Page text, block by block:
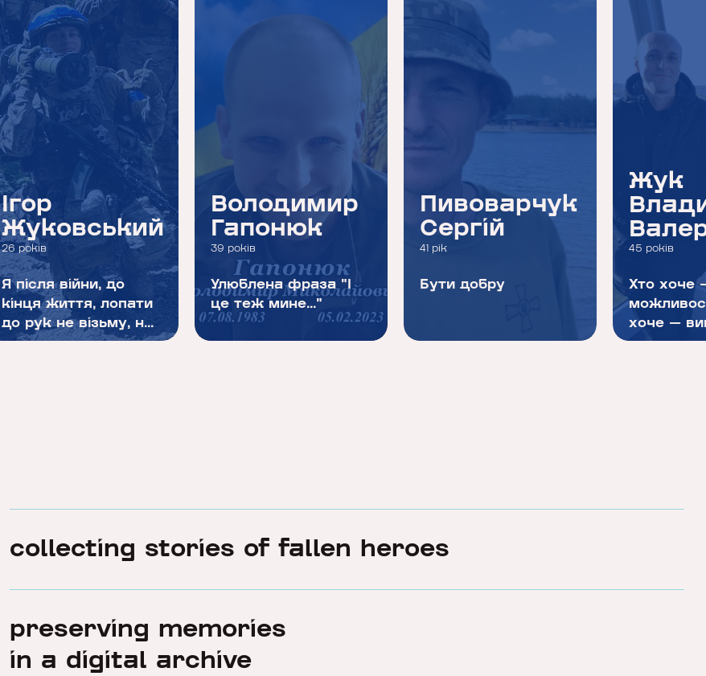
Ігор
Жуковський
26 років
Я після війни, до
кінця життя, лопати
до рук не візьму, н...
Володимир
Гапонюк
39 років
Улюблена фраза "І
це теж мине..."
Пивоварчук
Сергій
41 рік
Бути добру
Жук
45 років
Хто хоче
хоче —
collecting stories of fallen heroes
preserving memories
in a digital archive